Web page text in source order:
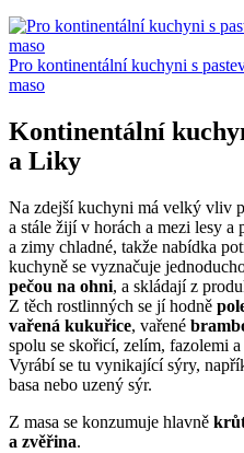
Pro kontinentální kuchyni s
maso
Kontinentální
a Liky
Na zdejší kuchyni má velký vliv
a stále žijí v horách a mezi lesy a
a zimy chladné, takže nabídka
kuchyně se vyznačuje
pečou na ohni, a skládají z
Z těch rostlinných se jí hodně
vařená kukuřice, vařené
spolu se skořicí, zelím, fazolemi
Vyrábí se tu vynikající sýry,
basa nebo uzený sýr.
Z masa se konzumuje hlavně
a zvěřina.